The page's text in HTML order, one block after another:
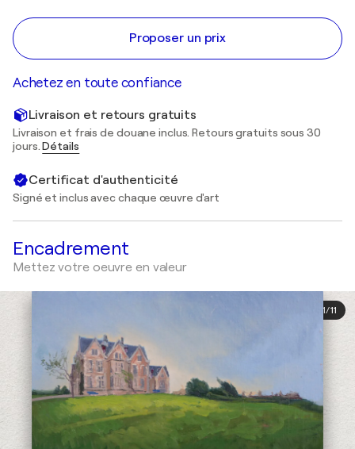
Proposer un prix
Achetez en toute confiance
Livraison et retours gratuits
Livraison et frais de douane inclus. Retours gratuits sous 30
jours.Détails
Certificat d'authenticité
Signé et inclus avec chaque œuvre d'art
Encadrement
Mettez votre oeuvre en valeur
1/11